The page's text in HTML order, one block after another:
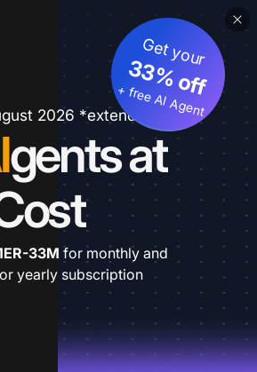
2026 *extended
gents at
Get your
33% off
+ free AI Agent
33M for monthly and
yearly subscription